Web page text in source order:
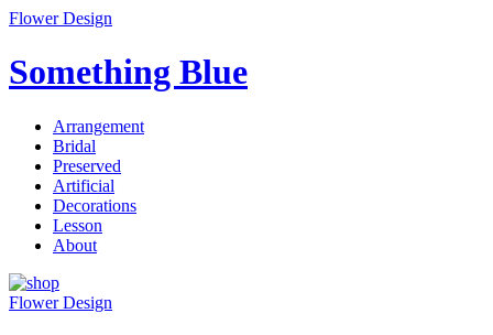
Flower Design
Something Blue
Arrangement
Bridal
Preserved
Artificial
Decorations
Lesson
About
Flower Design